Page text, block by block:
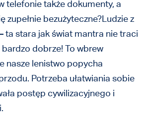
telefonie także dokumenty, a
zupełnie bezużyteczne?Ludzie z
ta stara jak świat mantra nie traci
dobrze! To wbrew
nasze lenistwo popycha
Potrzeba ułatwiania sobie
postęp cywilizacyjnego i